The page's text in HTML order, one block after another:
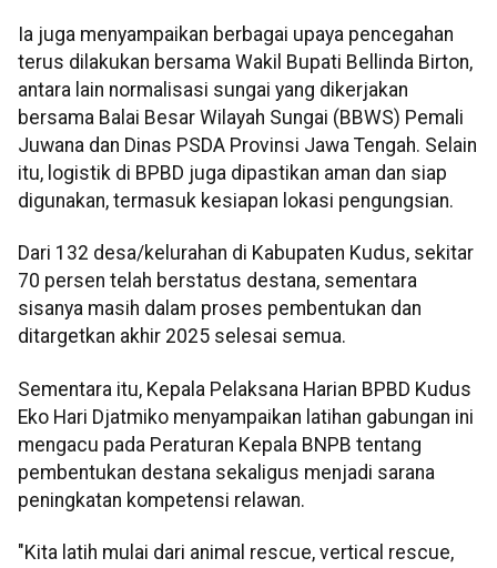
Ia juga menyampaikan berbagai upaya pencegahan
terus dilakukan bersama Wakil Bupati Bellinda Birton,
antara lain normalisasi sungai yang dikerjakan
bersama Balai Besar Wilayah Sungai (BBWS) Pemali
Juwana dan Dinas PSDA Provinsi Jawa Tengah. Selain
itu, logistik di BPBD juga dipastikan aman dan siap
digunakan, termasuk kesiapan lokasi pengungsian.
Dari 132 desa/kelurahan di Kabupaten Kudus, sekitar
70 persen telah berstatus destana, sementara
sisanya masih dalam proses pembentukan dan
ditargetkan akhir 2025 selesai semua.
Sementara itu, Kepala Pelaksana Harian BPBD Kudus
Eko Hari Djatmiko menyampaikan latihan gabungan ini
mengacu pada Peraturan Kepala BNPB tentang
pembentukan destana sekaligus menjadi sarana
peningkatan kompetensi relawan.
"Kita latih mulai dari animal rescue, vertical rescue,